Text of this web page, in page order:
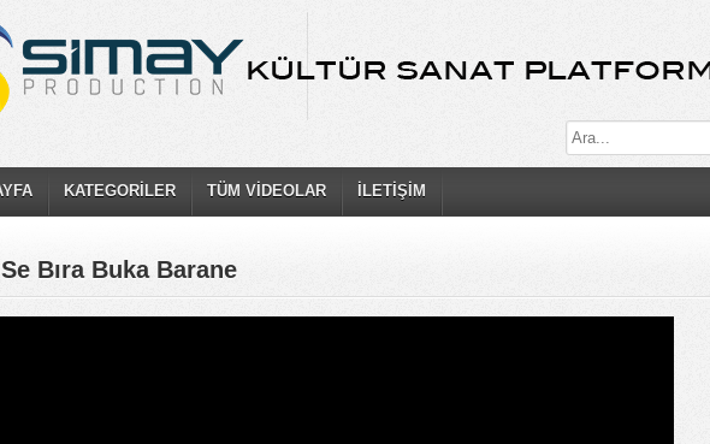
KATEGORİLER TÜM VİDEOLAR İLETİŞİM
Bıra Buka Barane